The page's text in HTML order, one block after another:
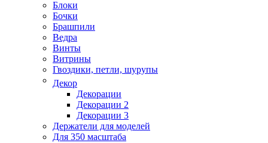
Блоки
Бочки
Брашпили
Ведра
Винты
Витрины
Гвоздики, петли, шурупы
Декор
Декорации
Декорации 2
Декорации 3
Держатели для моделей
Для 350 масштаба